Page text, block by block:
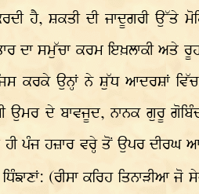
ਹੈ, ਸ਼ਕਤੀ ਦੀ ਜਾਦੂਗਰੀ ਉੱਤੇ
ਦਾ ਸਮੁੱਚਾ ਕਰਮ ਇਖ਼ਲਾਕੀ ਅਤੇ
ਕਰਕੇ ਉਨ੍ਹਾਂ ਨੇ ਸ਼ੁੱਧ ਆਦਰਸ਼ਾਂ
ਉਮਰ ਦੇ ਬਾਵਜੂਦ, ਨਾਨਕ ਗੁਰੂ
ਹੀ ਪੰਜ ਹਜ਼ਾਰ ਵਰ੍ਹੇ ਤੋਂ ਉਪਰ
(ਰੀਸਾ ਕਰਿਹ ਤਿਨਾੜੀਆ ਜੋ